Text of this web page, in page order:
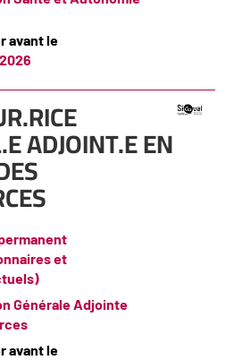
avant le
ADJOINT.E EN
et
Générale Adjointe
avant le